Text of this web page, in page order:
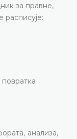
за правне,
анализа,